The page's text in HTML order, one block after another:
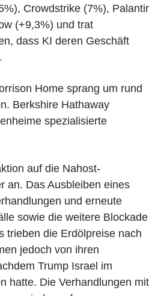
Crowdstrike (7%), Palantir
(+9,3%) und trat
dass KI deren Geschäft
Home sprang um rund
Berkshire Hathaway
spezialisierte
auf die Nahost-
an. Das Ausbleiben eines
und erneute
sowie die weitere Blockade
trieben die Erdölpreise nach
jedoch von ihren
Trump Israel im
hatte. Die Verhandlungen mit